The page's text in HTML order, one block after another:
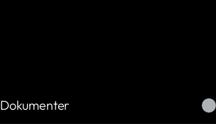
Dokumenter